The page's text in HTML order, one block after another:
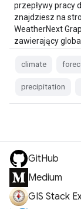
przepływy pracy
znajdziesz na
WeatherNext
zawierający
climate
precipitation
GitHub
Medium
GIS Stack